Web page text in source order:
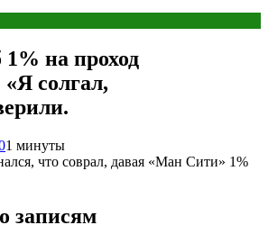
1% на проход
солгал,
1 минуты
что соврал, давая «Ман Сити» 1%
записям